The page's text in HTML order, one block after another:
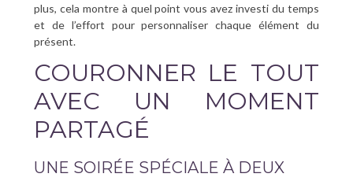
plus, cela montre à quel point vous avez investi du temps
et de l’effort pour personnaliser chaque élément du
présent.
COURONNER LE TOUT
AVEC UN MOMENT
PARTAGÉ
UNE SOIRÉE SPÉCIALE À DEUX